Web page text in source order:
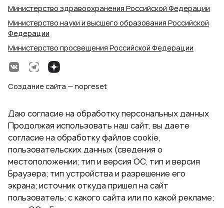
Министерство здравоохранения Российской Федерации
Министерство науки и высшего образования Российской
Федерации
Министерство просвещения Российской Федерации
Создание сайта — nopreset
Даю согласие на обработку персональных данных
Продолжая использовать наш сайт, вы даете
согласие на обработку файлов cookie,
пользовательских данных (сведения о
местоположении; тип и версия ОС, тип и версия
Браузера; тип устройства и разрешение его
экрана; источник откуда пришел на сайт
пользователь; с какого сайта или по какой рекламе;